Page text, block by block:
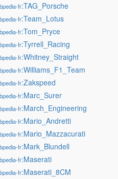
fr:TAG_Porsche
fr:Team_Lotus
fr:Tom_Pryce
fr:Tyrrell_Racing
fr:Whitney_Straight
fr:Williams_F1_Team
fr:Zakspeed
fr:Marc_Surer
fr:March_Engineering
fr:Mario_Andretti
fr:Mario_Mazzacurati
fr:Mark_Blundell
fr:Maserati
fr:Maserati_8CM